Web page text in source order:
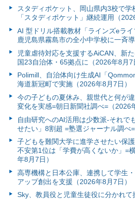
スタディポケット、岡山県内3校で学
「スタディポケット」継続運用（
AI 型ドリル搭載教材「ラインズeライ
鹿児島県霧島市の全小中学校に一斉
児童虐待対応を支援するAiCAN、新
国23自治体・65拠点に（2026年8月7
Polimill、自治体向け生成AI「
海道新冠町で実施（2026年8月7日）
今の子どもの夏休み、親世代と何が
変化を実感=朝日新聞社調べ=（2026
自由研究へのAI活用は少数派-それで
せたい」8割超 =塾選ジャーナル調べ
子どもを難関大学に進学させたい保
不安第1位は「学費が高くないか」=
年8月7日）
高専機構と日本公庫、連携して学生
アップ創出を支援（2026年8月7日）
Sky、教員役と児童生徒役に分かれ